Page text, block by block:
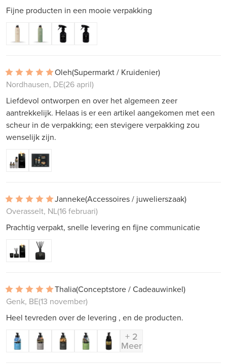
Fijne producten in een mooie verpakking
Oleh(Supermarkt / Kruidenier)
Nordhausen, DE(26 april)
Liefdevol ontworpen en over het algemeen zeer
aantrekkelijk. Helaas is er een artikel aangekomen met een
scheur in de verpakking; een stevigere verpakking zou
wenselijk zijn.
Janneke(Accessoires / juwelierszaak)
Overasselt, NL(16 februari)
Prachtig verpakt, snelle levering en fijne communicatie
Thalia(Conceptstore / Cadeauwinkel)
Genk, BE(13 november)
Heel tevreden over de levering , en de producten.
+ 2
Meer